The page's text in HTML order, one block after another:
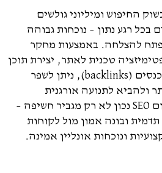
ומיליוני גולשים
רגע נתון – נוכחות גבוהה
להצלחה. באמצעות מחקר
טכנית לאתר, יצירת תוכן
איכותי ובניית קישורים נכנסים (backlinks), ניתן לשפר
לתנועה אורגנית
איכותית ורלוונטית. קידום SEO נכון לא רק מגביר חשיפה –
ובונה אמון מול לקוחות
ונוכחות אונליין אמינה.